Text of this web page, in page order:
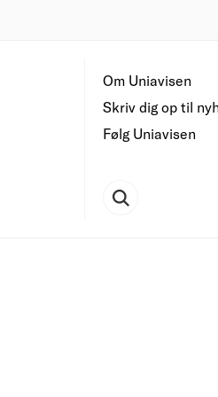
Om Uniavisen
Skriv dig op til
Følg Uniavisen